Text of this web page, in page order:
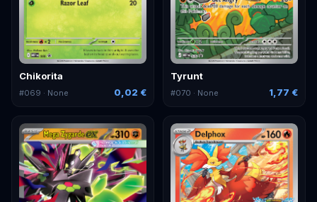
Chikorita
#069 · None 0,02 €
Tyrunt
#070 · None 1,77 €